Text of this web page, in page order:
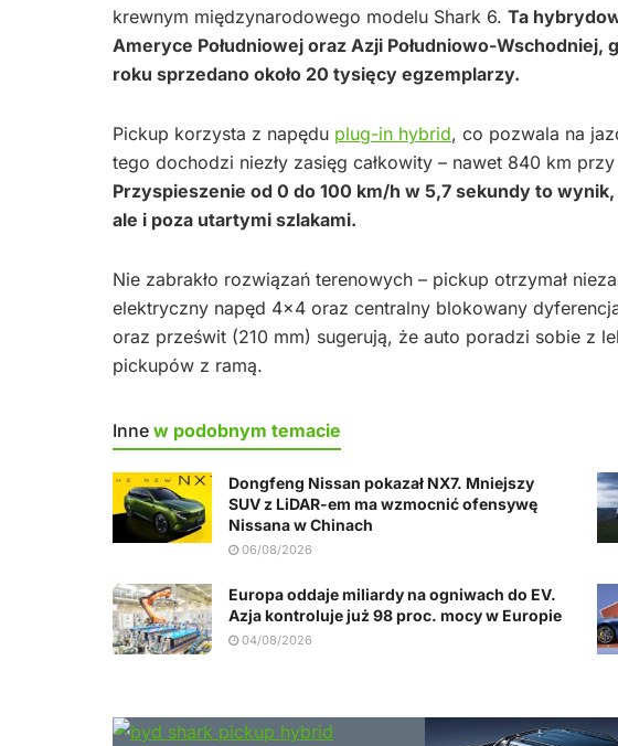
krewnym międzynarodowego modelu Shark 6. Ta
Ameryce Południowej oraz Azji Południowo-
roku sprzedano około 20 tysięcy egzemplarzy.
Pickup korzysta z napędu plug-in hybrid, co pozwala na
tego dochodzi niezły zasięg całkowity – nawet 840 km
Przyspieszenie od 0 do 100 km/h w 5,7 sekundy to
ale i poza utartymi szlakami.
Nie zabrakło rozwiązań terenowych – pickup otrzymał
elektryczny napęd 4×4 oraz centralny blokowany
oraz prześwit (210 mm) sugerują, że auto poradzi sobie z
pickupów z ramą.
Inne w podobnym temacie
Dongfeng Nissan pokazał NX7. Mniejszy
SUV z LiDAR-em ma wzmocnić ofensywę
Nissana w Chinach
06/08/2026
Europa oddaje miliardy na ogniwach do EV.
Azja kontroluje już 98 proc. mocy w Europie
04/08/2026